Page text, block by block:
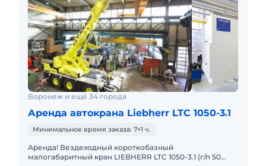
Воронеж и ещё 34 города
Аренда автокрана Liebherr LTC 1050-3.1
Минимальное время заказа: 7+1 ч.
Аренда! Вездеходный короткобазный
малогабаритный кран LIEBHERR LTC 1050-3.1 (г/п 50